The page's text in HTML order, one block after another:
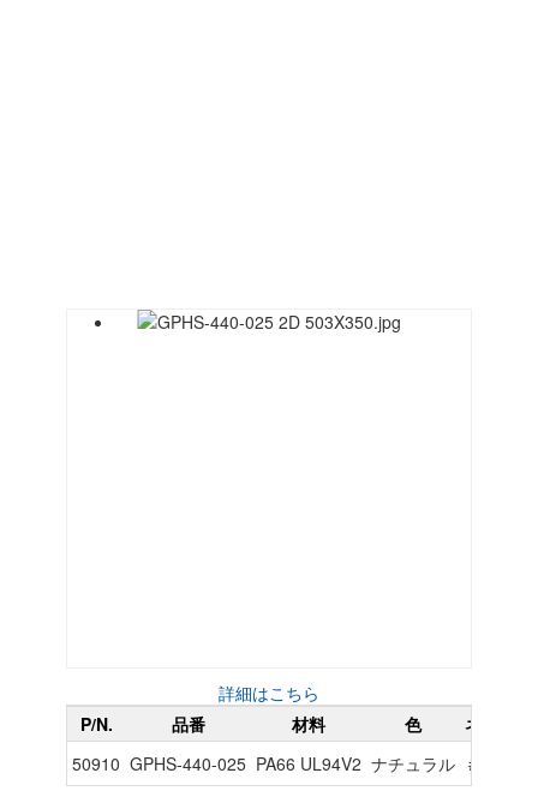
詳細はこちら
P/N.
品番 材料 色 ネジ山
50910 GPHS-440-025 PA66 UL94V2 ナチュラル #4-40